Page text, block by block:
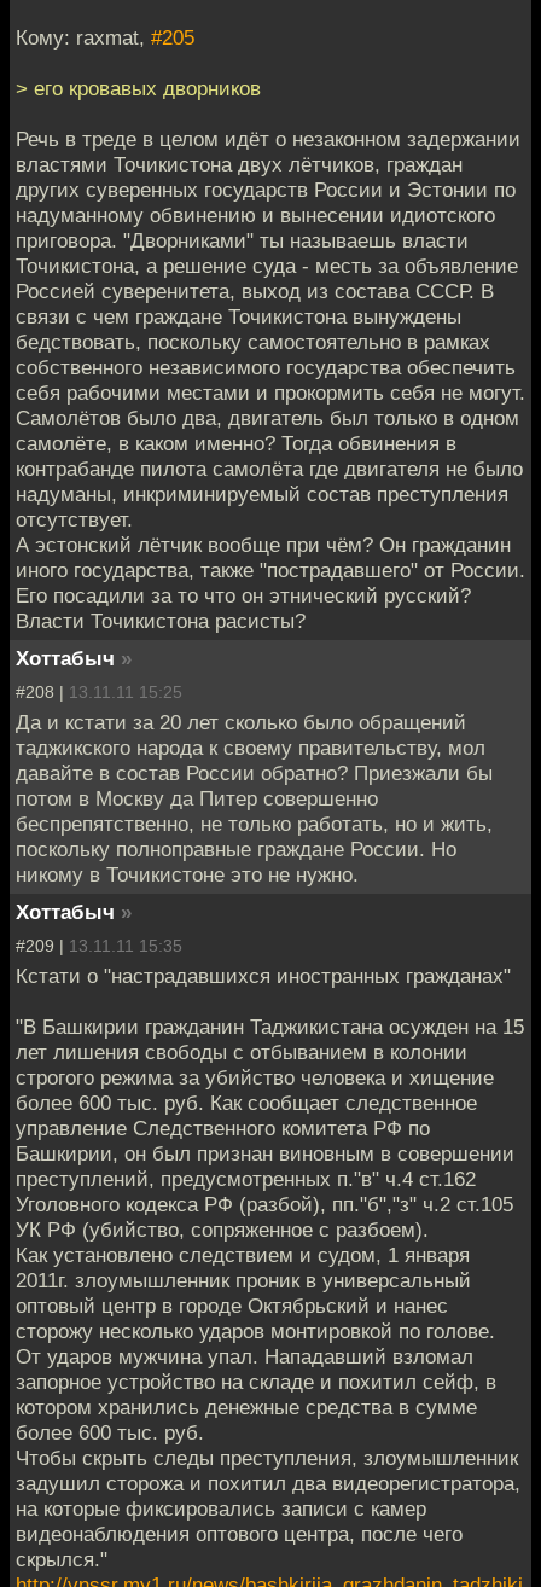
Кому: raxmat, #205
> его кровавых дворников
Речь в треде в целом идёт о незаконном задержании
властями Точикистона двух лётчиков, граждан
других суверенных государств России и Эстонии по
надуманному обвинению и вынесении идиотского
приговора. "Дворниками" ты называешь власти
Точикистона, а решение суда - месть за объявление
Россией суверенитета, выход из состава СССР. В
связи с чем граждане Точикистона вынуждены
бедствовать, поскольку самостоятельно в рамках
собственного независимого государства обеспечить
себя рабочими местами и прокормить себя не могут.
Самолётов было два, двигатель был только в одном
самолёте, в каком именно? Тогда обвинения в
контрабанде пилота самолёта где двигателя не было
надуманы, инкриминируемый состав преступления
отсутствует.
А эстонский лётчик вообще при чём? Он гражданин
иного государства, также "пострадавшего" от России.
Его посадили за то что он этнический русский?
Власти Точикистона расисты?
Хоттабыч »
#208 | 13.11.11 15:25
Да и кстати за 20 лет сколько было обращений
таджикского народа к своему правительству, мол
давайте в состав России обратно? Приезжали бы
потом в Москву да Питер совершенно
беспрепятственно, не только работать, но и жить,
поскольку полноправные граждане России. Но
никому в Точикистоне это не нужно.
Хоттабыч »
#209 | 13.11.11 15:35
Кстати о "настрадавшихся иностранных гражданах"
"В Башкирии гражданин Таджикистана осужден на 15
лет лишения свободы с отбыванием в колонии
строгого режима за убийство человека и хищение
более 600 тыс. руб. Как сообщает следственное
управление Следственного комитета РФ по
Башкирии, он был признан виновным в совершении
преступлений, предусмотренных п."в" ч.4 ст.162
Уголовного кодекса РФ (разбой), пп."б","з" ч.2 ст.105
УК РФ (убийство, сопряженное с разбоем).
Как установлено следствием и судом, 1 января
2011г. злоумышленник проник в универсальный
оптовый центр в городе Октябрьский и нанес
сторожу несколько ударов монтировкой по голове.
От ударов мужчина упал. Нападавший взломал
запорное устройство на складе и похитил сейф, в
котором хранились денежные средства в сумме
более 600 тыс. руб.
Чтобы скрыть следы преступления, злоумышленник
задушил сторожа и похитил два видеорегистратора,
на которые фиксировались записи с камер
видеонаблюдения оптового центра, после чего
скрылся."